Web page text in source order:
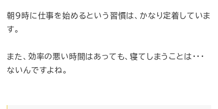
朝9時に仕事を始めるという習慣は、かなり定着していま
す。
また、効率の悪い時間はあっても、寝てしまうことは・・・
ないんですよね。